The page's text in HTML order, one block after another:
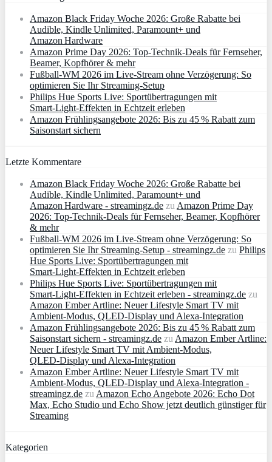
Amazon Black Friday Woche 2026: Große Rabatte bei
Audible, Kindle Unlimited, Paramount+ und
Amazon Hardware
Amazon Prime Day 2026: Top-Technik-Deals für Fernseher,
Beamer, Kopfhörer & mehr
Fußball-WM 2026 im Live-Stream ohne Verzögerung: So
optimieren Sie Ihr Streaming-Setup
Philips Hue Sports Live: Sportübertragungen mit
Smart‑Light‑Effekten in Echtzeit erleben
Amazon Frühlingsangebote 2026: Bis zu 45 % Rabatt zum
Saisonstart sichern
Letzte Kommentare
Amazon Black Friday Woche 2026: Große Rabatte bei
Audible, Kindle Unlimited, Paramount+ und
Amazon Hardware - streamingz.de zu Amazon Prime Day
2026: Top-Technik-Deals für Fernseher, Beamer, Kopfhörer
& mehr
Fußball-WM 2026 im Live-Stream ohne Verzögerung: So
optimieren Sie Ihr Streaming-Setup - streamingz.de zu Philips
Hue Sports Live: Sportübertragungen mit
Smart‑Light‑Effekten in Echtzeit erleben
Philips Hue Sports Live: Sportübertragungen mit
Smart‑Light‑Effekten in Echtzeit erleben - streamingz.de zu
Amazon Ember Artline: Neuer Lifestyle Smart TV mit
Ambient‑Modus, QLED‑Display und Alexa‑Integration
Amazon Frühlingsangebote 2026: Bis zu 45 % Rabatt zum
Saisonstart sichern - streamingz.de zu Amazon Ember Artline:
Neuer Lifestyle Smart TV mit Ambient‑Modus,
QLED‑Display und Alexa‑Integration
Amazon Ember Artline: Neuer Lifestyle Smart TV mit
Ambient‑Modus, QLED‑Display und Alexa‑Integration -
streamingz.de zu Amazon Echo Angebote 2026: Echo Dot
Max, Echo Studio und Echo Show jetzt deutlich günstiger für
Streaming
Kategorien